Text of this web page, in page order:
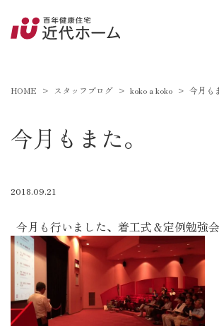
HOME スタッフブログ koko a koko 今月も
今月もまた。
2018.09.21
今月も行いました、着工式＆定例勉強会